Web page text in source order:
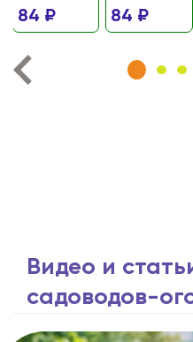
84 ₽ 84 ₽
Видео и
садоводов-